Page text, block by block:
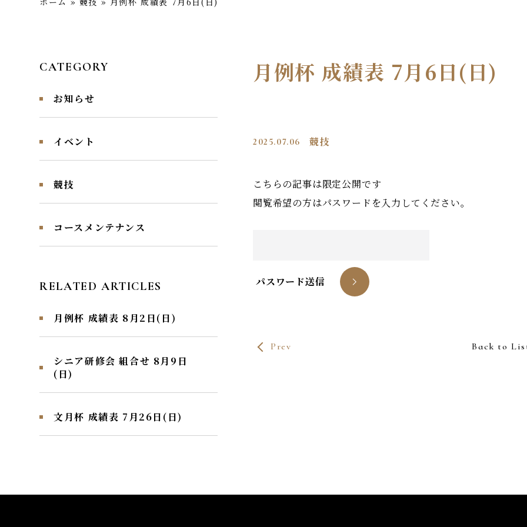
月例杯 成績表 7月6日(日)
2025.07.06 競技
こちらの記事は限定公開です
閲覧希望の方はパスワードを入力してください。
パスワード送信
Prev Back to
CATEGORY
お知らせ
イベント
競技
コースメンテナンス
RELATED ARTICLES
月例杯 成績表 8月2日(日)
シニア研修会 組合せ 8月9日
(日)
文月杯 成績表 7月26日(日)